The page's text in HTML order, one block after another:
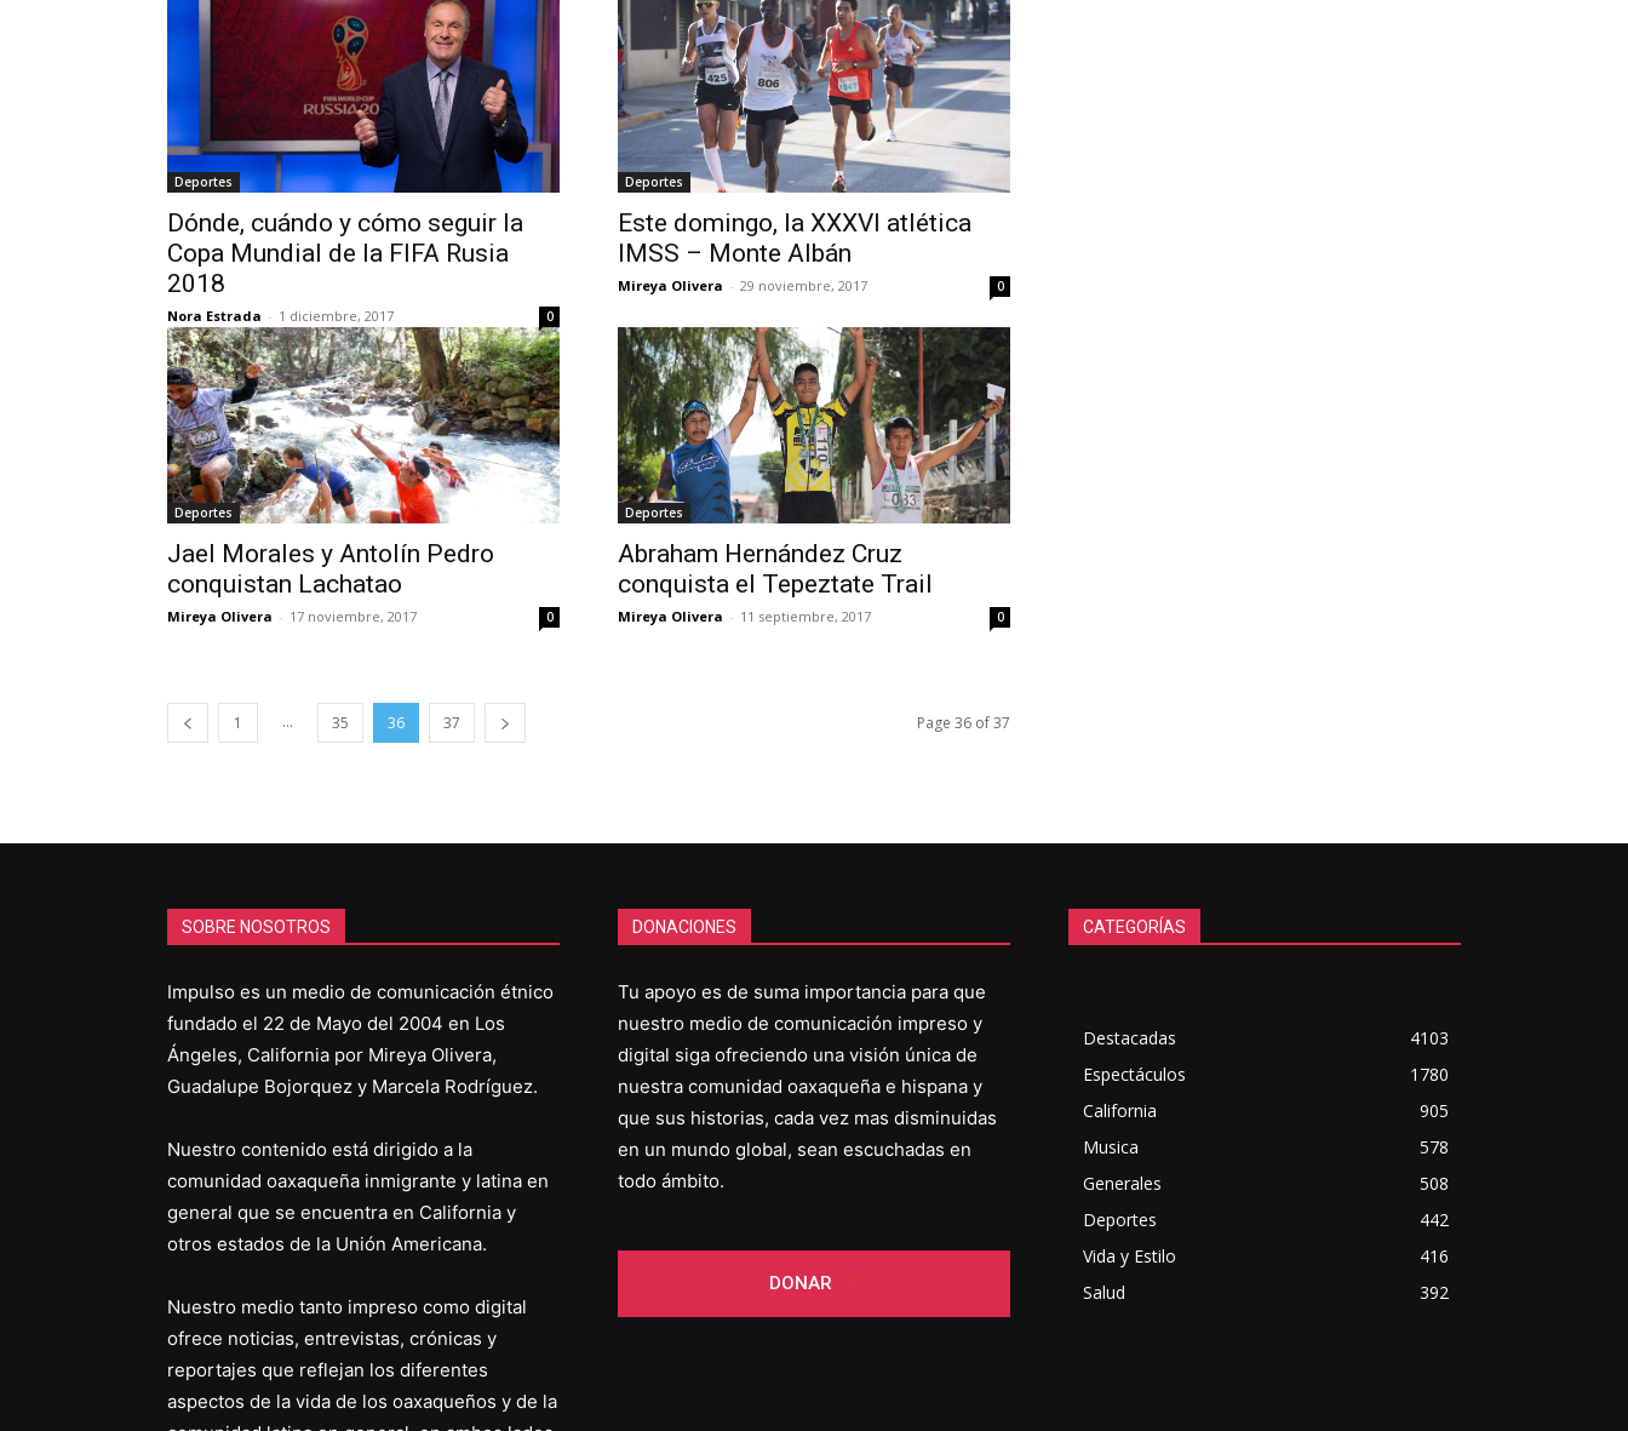
Deportes
Dónde, cuándo y cómo seguir la
Copa Mundial de la FIFA Rusia
2018
Nora Estrada - 1 diciembre, 2017 0
Deportes
Este domingo, la XXXVI atlética
IMSS – Monte Albán
Mireya Olivera - 29 noviembre, 2017 0
Deportes
Jael Morales y Antolín Pedro
conquistan Lachatao
Mireya Olivera - 17 noviembre, 2017 0
Deportes
Abraham Hernández Cruz
conquista el Tepeztate Trail
Mireya Olivera - 11 septiembre, 2017 0
1 ... 35 36 37 Page 36 of 37
SOBRE NOSOTROS
Impulso es un medio de comunicación étnico
fundado el 22 de Mayo del 2004 en Los
Ángeles, California por Mireya Olivera,
Guadalupe Bojorquez y Marcela Rodríguez.
Nuestro contenido está dirigido a la
comunidad oaxaqueña inmigrante y latina en
general que se encuentra en California y
otros estados de la Unión Americana.
Nuestro medio tanto impreso como digital
ofrece noticias, entrevistas, crónicas y
reportajes que reflejan los diferentes
aspectos de la vida de los oaxaqueños y de la
DONACIONES
Tu apoyo es de suma importancia para que
nuestro medio de comunicación impreso y
digital siga ofreciendo una visión única de
nuestra comunidad oaxaqueña e hispana y
que sus historias, cada vez mas disminuidas
en un mundo global, sean escuchadas en
todo ámbito.
DONAR
CATEGORÍAS
Destacadas
4103
Espectáculos
1780
California
905
Musica
578
Generales
508
Deportes
442
Vida y Estilo
416
Salud
392